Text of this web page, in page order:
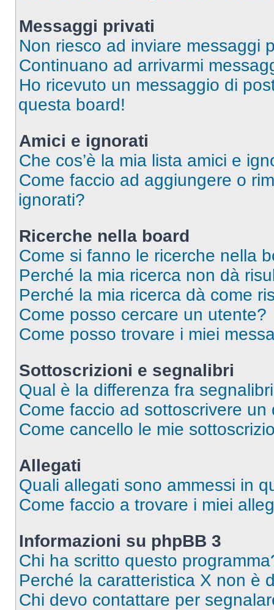
Messaggi privati
Non riesco ad inviare messaggi
Continuano ad arrivarmi
Ho ricevuto un messaggio di
questa board!
Amici e ignorati
Che cos’è la mia lista amici e
Come faccio ad aggiungere o
ignorati?
Ricerche nella board
Come si fanno le ricerche nella
Perché la mia ricerca non dà
Perché la mia ricerca dà come
Come posso cercare un utente?
Come posso trovare i miei
Sottoscrizioni e segnalibri
Qual è la differenza fra
Come faccio ad sottoscrivere
Come cancello le mie
Allegati
Quali allegati sono ammessi in
Come faccio a trovare i miei
Informazioni su phpBB 3
Chi ha scritto questo
Perché la caratteristica X non è
Chi devo contattare per